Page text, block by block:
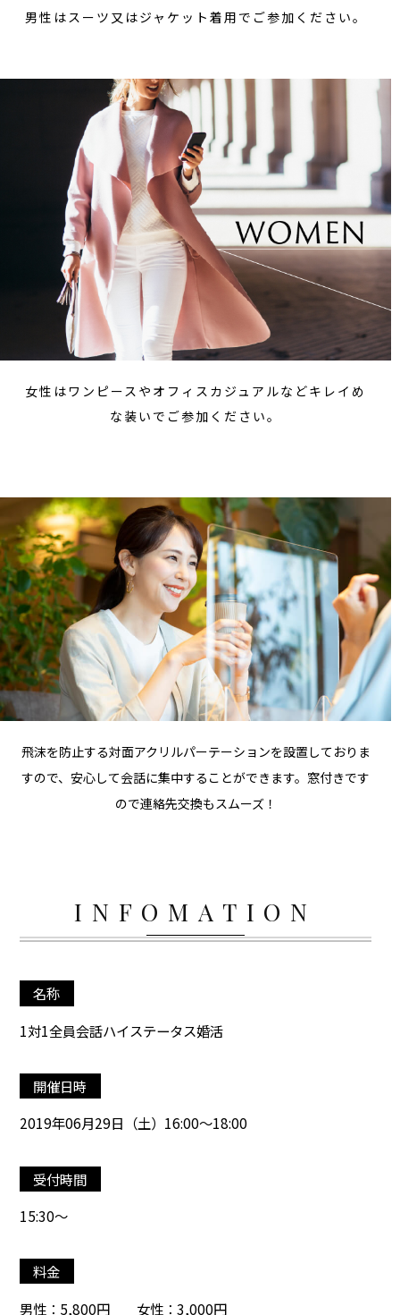
男性はスーツ又はジャケット着用でご参加ください。
女性はワンピースやオフィスカジュアルなどキレイめ
な装いでご参加ください。
飛沫を防止する対面アクリルパーテーションを設置しておりま
すので、安心して会話に集中することができます。窓付きです
ので連絡先交換もスムーズ！
INFOMATION
名称
1対1全員会話ハイステータス婚活
開催日時
2019年06月29日（土）16:00～18:00
受付時間
15:30～
料金
男性：5,800円 女性：3,000円